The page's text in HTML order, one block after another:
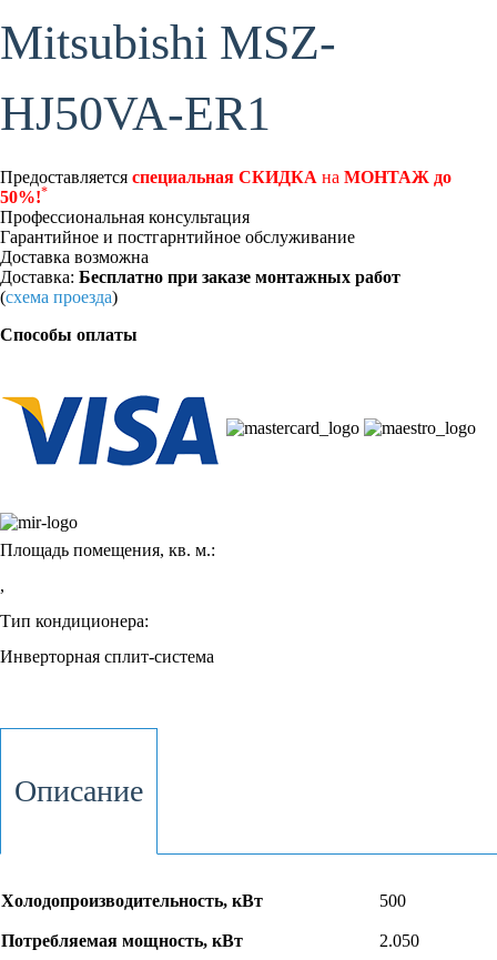
Mitsubishi MSZ-
HJ50VA-ER1
Предоставляется специальная СКИДКА на МОНТАЖ до
50%!*
Профессиональная консультация
Гарантийное и постгарнтийное обслуживание
Доставка возможна
Доставка: Бесплатно при заказе монтажных работ
(схема проезда)
Способы оплаты
Площадь помещения, кв. м.:
,
Тип кондиционера:
Инверторная сплит-система
Описание
Холодопроизводительность, кВт 500
Потребляемая мощность, кВт 2.050